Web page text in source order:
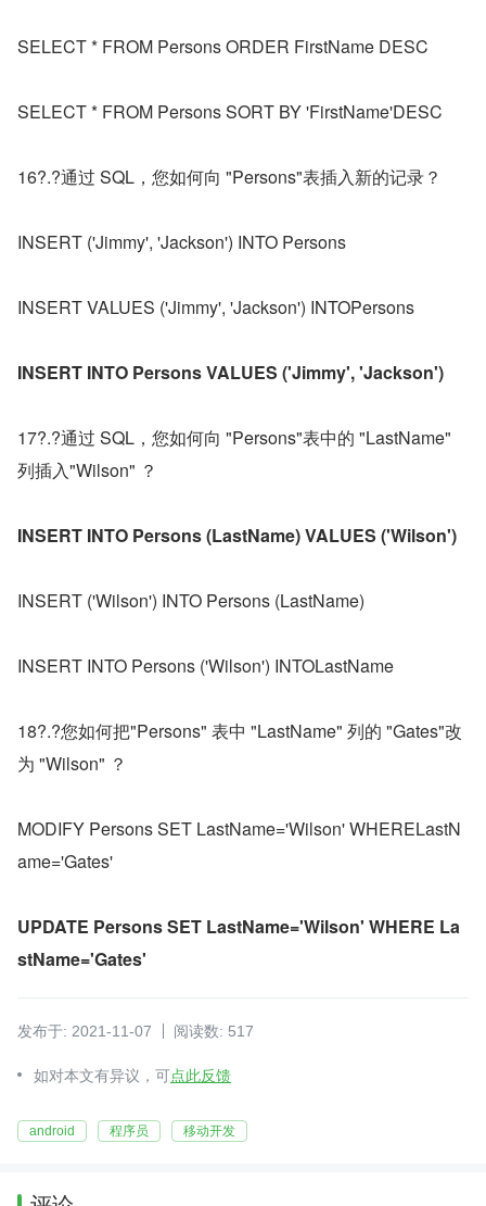
SELECT * FROM Persons ORDER FirstName DESC
SELECT * FROM Persons SORT BY 'FirstName'DESC
16?.?通过 SQL，您如何向 "Persons"表插入新的记录？
INSERT ('Jimmy', 'Jackson') INTO Persons
INSERT VALUES ('Jimmy', 'Jackson') INTOPersons
INSERT INTO Persons VALUES ('Jimmy', 'Jackson')
17?.?通过 SQL，您如何向 "Persons"表中的 "LastName"
列插入"Wilson" ？
INSERT INTO Persons (LastName) VALUES ('Wilson')
INSERT ('Wilson') INTO Persons (LastName)
INSERT INTO Persons ('Wilson') INTOLastName
18?.?您如何把"Persons" 表中 "LastName" 列的 "Gates"改
为 "Wilson" ？
MODIFY Persons SET LastName='Wilson' WHERELastN
ame='Gates'
UPDATE Persons SET LastName='Wilson' WHERE La
stName='Gates'
发布于: 2021-11-07 阅读数: 517
如对本文有异议，可点此反馈
android 程序员 移动开发